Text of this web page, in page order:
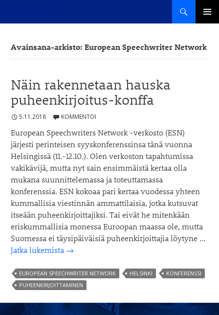
Avainsana-arkisto: European Speechwriter Network
Näin rakennetaan hauska
puheenkirjoitus-konffa
5.11.2018 KOMMENTOI
European Speechwriters Network -verkosto (ESN)
järjesti perinteisen syyskonferenssinsa tänä vuonna
Helsingissä (11.-12.10.). Olen verkoston tapahtumissa
vakikävijä, mutta nyt sain ensimmäistä kertaa olla
mukana suunnittelemassa ja toteuttamassa
konferenssia. ESN kokoaa pari kertaa vuodessa yhteen
kummallisia viestinnän ammattilaisia, jotka kutsuvat
itseään puheenkirjoittajiksi. Tai eivät he mitenkään
eriskummallisia monessa Euroopan maassa ole, mutta
Suomessa ei täysipäiväisiä puheenkirjoittajia löytyne …
Jatka lukemista Näin
hauska
puheenkirjoitus-
→
EUROPEAN SPEECHWRITER NETWORK HELSINKI
KONFERENSSI
PUHEENKIRJOITTAMINEN